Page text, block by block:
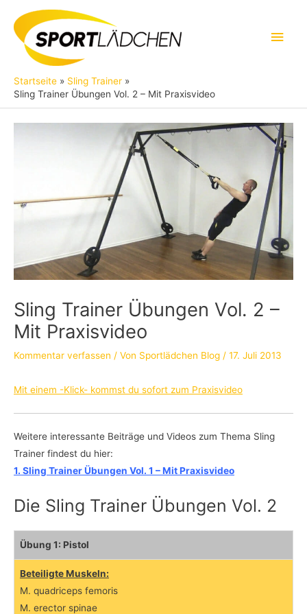
Inhalt
springen
Startseite
Sling Trainer
Sling Trainer Übungen Vol. 2 – Mit Praxisvideo
Sling Trainer Übungen Vol. 2 –
Mit Praxisvideo
Kommentar verfassen / Von Sportlädchen Blog / 17. Juli 2013
Mit einem -Klick- kommst du sofort zum Praxisvideo
Weitere interessante Beiträge und Videos zum Thema Sling
Trainer findest du hier:
1. Sling Trainer Übungen Vol. 1 – Mit Praxisvideo
Die Sling Trainer Übungen Vol. 2
Übung 1: Pistol
Beteiligte Muskeln:
M. quadriceps femoris
M. erector spinae